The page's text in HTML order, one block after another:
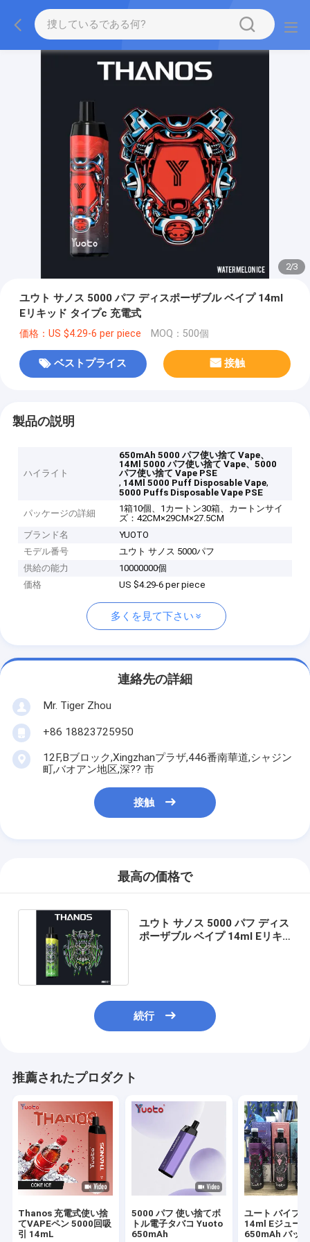
2/3
ユウト サノス 5000 パフ ディスポーザブル ベイプ 14ml
Eリキッド タイプc 充電式
価格：US $4.29-6 per piece MOQ：500個
ベストプライス 接触
製品の説明
ハイライト
650mAh 5000 パフ使い捨て Vape、
14Ml 5000 パフ使い捨て Vape、5000
パフ使い捨て Vape PSE
, 14Ml 5000 Puff Disposable Vape,
5000 Puffs Disposable Vape PSE
パッケージの詳細
1箱10個、1カートン30箱、カートンサイ
ズ：42CM×29CM×27.5CM
ブランド名
YUOTO
モデル番号
ユウト サノス 5000パフ
供給の能力
10000000個
価格
US $4.29-6 per piece
多くを見て下さい
連絡先の詳細
Mr. Tiger Zhou
+86 18823725950
12F,Bブロック,Xingzhanプラザ,446番南華道,シャジン
町,バオアン地区,深?? 市
接触
最高の価格で
ユウト サノス 5000 パフ ディス
ポーザブル ベイプ 14ml Eリキ
続行
推薦されたプロダクト
Thanos 充電式使い捨
てVAPEペン 5000回吸
引 14mL
5000 パフ 使い捨てボ
トル電子タバコ Yuoto
650mAh
ユート バイプ
14ml Eジュース
650mAh バッ